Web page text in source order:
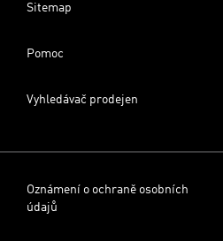
Sitemap
Pomoc
Vyhledávač prodejen
Oznámení o ochraně osobních
údajů